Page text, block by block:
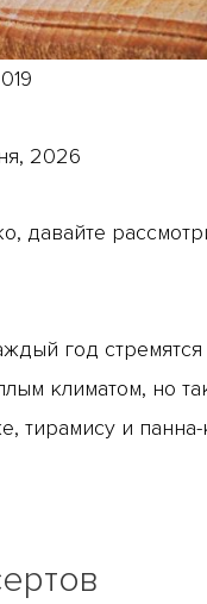
2026
давайте
год стремятся
климатом, но
тирамису и панна-